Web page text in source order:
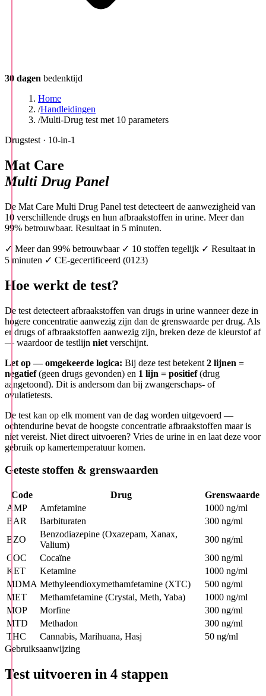
30 dagen bedenktijd
Home
/Handleidingen
/Multi-Drug test met 10 parameters
Drugstest · 10-in-1
Mat Care
Multi Drug Panel
De Mat Care Multi Drug Panel test detecteert de aanwezigheid van
10 verschillende drugs en hun afbraakstoffen in urine. Meer dan
99% betrouwbaar. Resultaat in 5 minuten.
✓ Meer dan 99% betrouwbaar ✓ 10 stoffen tegelijk ✓ Resultaat in
5 minuten ✓ CE-gecertificeerd (0123)
Hoe werkt de test?
De test detecteert afbraakstoffen van drugs in urine wanneer deze in
hogere concentratie aanwezig zijn dan de grenswaarde per drug. Als
er drugs of afbraakstoffen aanwezig zijn, breken deze de kleurstof af
— waardoor de testlijn niet verschijnt.
Let op — omgekeerde logica: Bij deze test betekent 2 lijnen =
negatief(geen drugs gevonden) en 1 lijn = positief(drug
aangetoond). Dit is andersom dan bij zwangerschaps- of
ovulatietests.
De test kan op elk moment van de dag worden uitgevoerd —
ochtendurine bevat de hoogste concentratie afbraakstoffen maar is
niet vereist. Niet direct uitvoeren? Vries de urine in en laat deze voor
gebruik op kamertemperatuur komen.
Geteste stoffen & grenswaarden
Code Drug
Grenswaarde
AMP
Amfetamine
1000 ng/ml
BAR
Barbituraten
300 ng/ml
BZO
Benzodiazepine (Oxazepam, Xanax,
Valium)
300 ng/ml
COC
Cocaïne
300 ng/ml
KET
Ketamine
1000 ng/ml
MDMA Methyleendioxymethamfetamine (XTC)
500 ng/ml
MET
Methamfetamine (Crystal, Meth, Yaba)
1000 ng/ml
MOP
Morfine
300 ng/ml
MTD
Methadon
300 ng/ml
THC
Cannabis, Marihuana, Hasj
50 ng/ml
Gebruiksaanwijzing
Test uitvoeren in 4 stappen